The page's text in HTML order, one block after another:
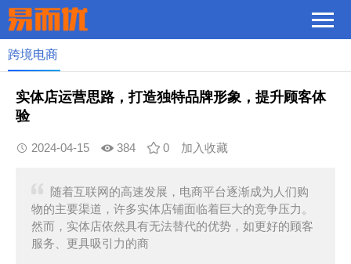
跨境电商
实体店运营思路，打造独特品牌形象，提升顾客体
验
2024-04-15 384 0 加入收藏
随着互联网的高速发展，电商平台逐渐成为人们购
物的主要渠道，许多实体店铺面临着巨大的竞争压力。
然而，实体店依然具有无法替代的优势，如更好的顾客
服务、更具吸引力的商